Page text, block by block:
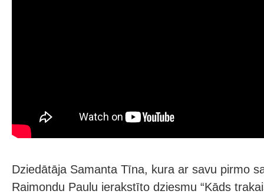
Dziedātāja Samanta Tīna, kura ar savu pirmo
Raimondu Paulu ierakstīto dziesmu “Kāds